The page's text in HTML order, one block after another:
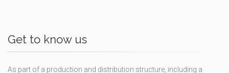
Get to know us
As part of a production and distribution structure, including a